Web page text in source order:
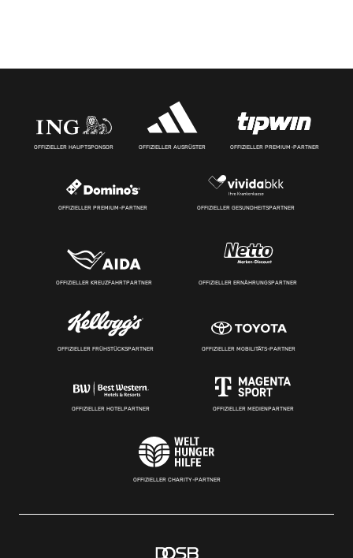
OFFIZIELLER HAUPTSPONSOR OFFIZIELLER AUSRÜSTER OFFIZIELLER PREMIUM-PARTNER
OFFIZIELLER PREMIUM-PARTNER OFFIZIELLER GESUNDHEITSPARTNER
OFFIZIELLER KREUZFAHRTPARTNER OFFIZIELLER ERNÄHRUNGSPARTNER
OFFIZIELLER FRÜHSTÜCKSPARTNER OFFIZIELLER MOBILITÄTS-PARTNER
OFFIZIELLER HOTELPARTNER OFFIZIELLER MEDIENPARTNER
OFFIZIELLER CHARITY-PARTNER